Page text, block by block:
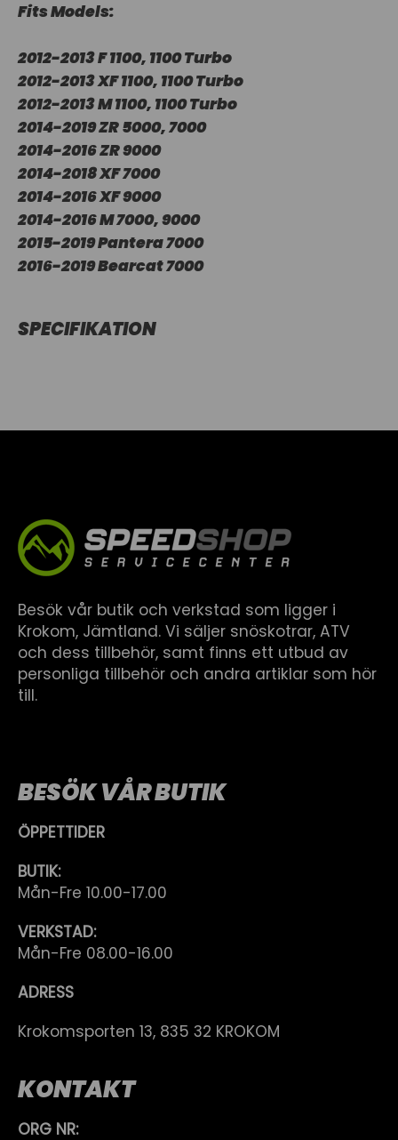
Fits Models:
2012-2013 F 1100, 1100 Turbo
2012-2013 XF 1100, 1100 Turbo
2012-2013 M 1100, 1100 Turbo
2014-2019 ZR 5000, 7000
2014-2016 ZR 9000
2014-2018 XF 7000
2014-2016 XF 9000
2014-2016 M 7000, 9000
2015-2019 Pantera 7000
2016-2019 Bearcat 7000
SPECIFIKATION
Besök vår butik och verkstad som ligger i
Krokom, Jämtland. Vi säljer snöskotrar, ATV
och dess tillbehör, samt finns ett utbud av
personliga tillbehör och andra artiklar som hör
till.
BESÖK VÅR BUTIK
ÖPPETTIDER
BUTIK:
Mån-Fre 10.00-17.00
VERKSTAD:
Mån-Fre 08.00-16.00
ADRESS
Krokomsporten 13, 835 32 KROKOM
KONTAKT
ORG NR: